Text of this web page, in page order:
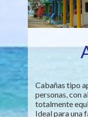
Cabañas tipo
personas, con
totalmente
Ideal para una